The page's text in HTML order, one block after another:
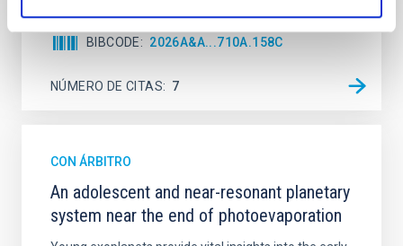
BIBCODE 2026A&A...710A.158C
NÚMERO DE CITAS 7
CON ÁRBITRO
An adolescent and near-resonant planetary
system near the end of photoevaporation